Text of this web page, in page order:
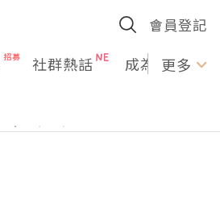
會員登記
社群熱話 成為U更多